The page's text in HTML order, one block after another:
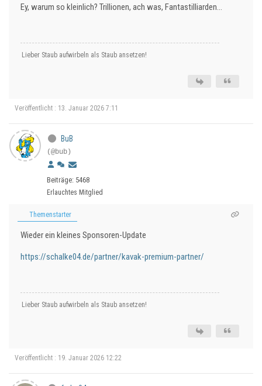
Ey, warum so kleinlich? Trillionen, ach was, Fantastilliarden…
Lieber Staub aufwirbeln als Staub ansetzen!
Veröffentlicht : 13. Januar 2026 7:11
BuB
(@bub)
Beiträge: 5468
Erlauchtes Mitglied
Themenstarter
Wieder ein kleines Sponsoren-Update
https://schalke04.de/partner/kavak-premium-partner/
Lieber Staub aufwirbeln als Staub ansetzen!
Veröffentlicht : 19. Januar 2026 12:22